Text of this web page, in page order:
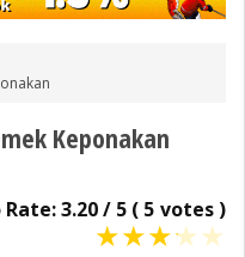
Keponakan
Rate:3.20/ 5 ( 5 votes )
★★★★★